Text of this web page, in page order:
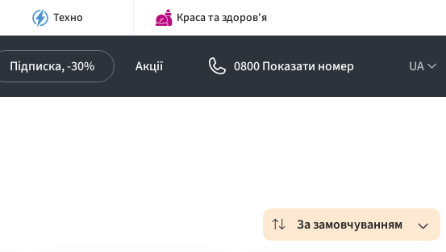
Техно Краса та здоров'я
Підписка, -30% Акції 0800 Показати номер UA
За замовчуванням